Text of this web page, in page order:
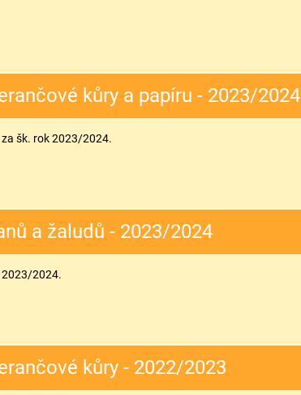
kůry a papíru - 2023/2024
šk. rok 2023/2024.
a žaludů - 2023/2024
2023/2024.
kůry - 2022/2023